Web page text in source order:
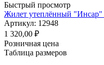
Быстрый просмотр
Жилет утеплённый "Инсар"
Артикул: 12948
1 320,00 ₽
Розничная цена
Таблица размеров